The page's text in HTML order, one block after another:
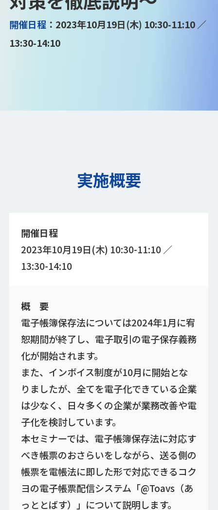
開催日程 ：2023年10月19日(木) 10:30-11:10 ／
13:30-14:10
実施概要
開催日程
2023年10月19日(木) 10:30-11:10 ／
13:30-14:10
概 要
電子帳簿保存法については2024年1月に宥
恕期間が終了し、電子取引の電子保存義務
化が開始されます。
また、インボイス制度が10月に開始とな
りましたが、全てを電子化できている企業
は少なく、日々多くの企業が業務改善や電
子化を検討しています。
本セミナーでは、電子帳簿保存法に対応す
べき帳票のおさらいをしながら、送る側の
帳票を電帳法に即した形で対応できるコク
ヨの電子帳票配信システム「@Toavs（あ
っととばす）」について説明します。